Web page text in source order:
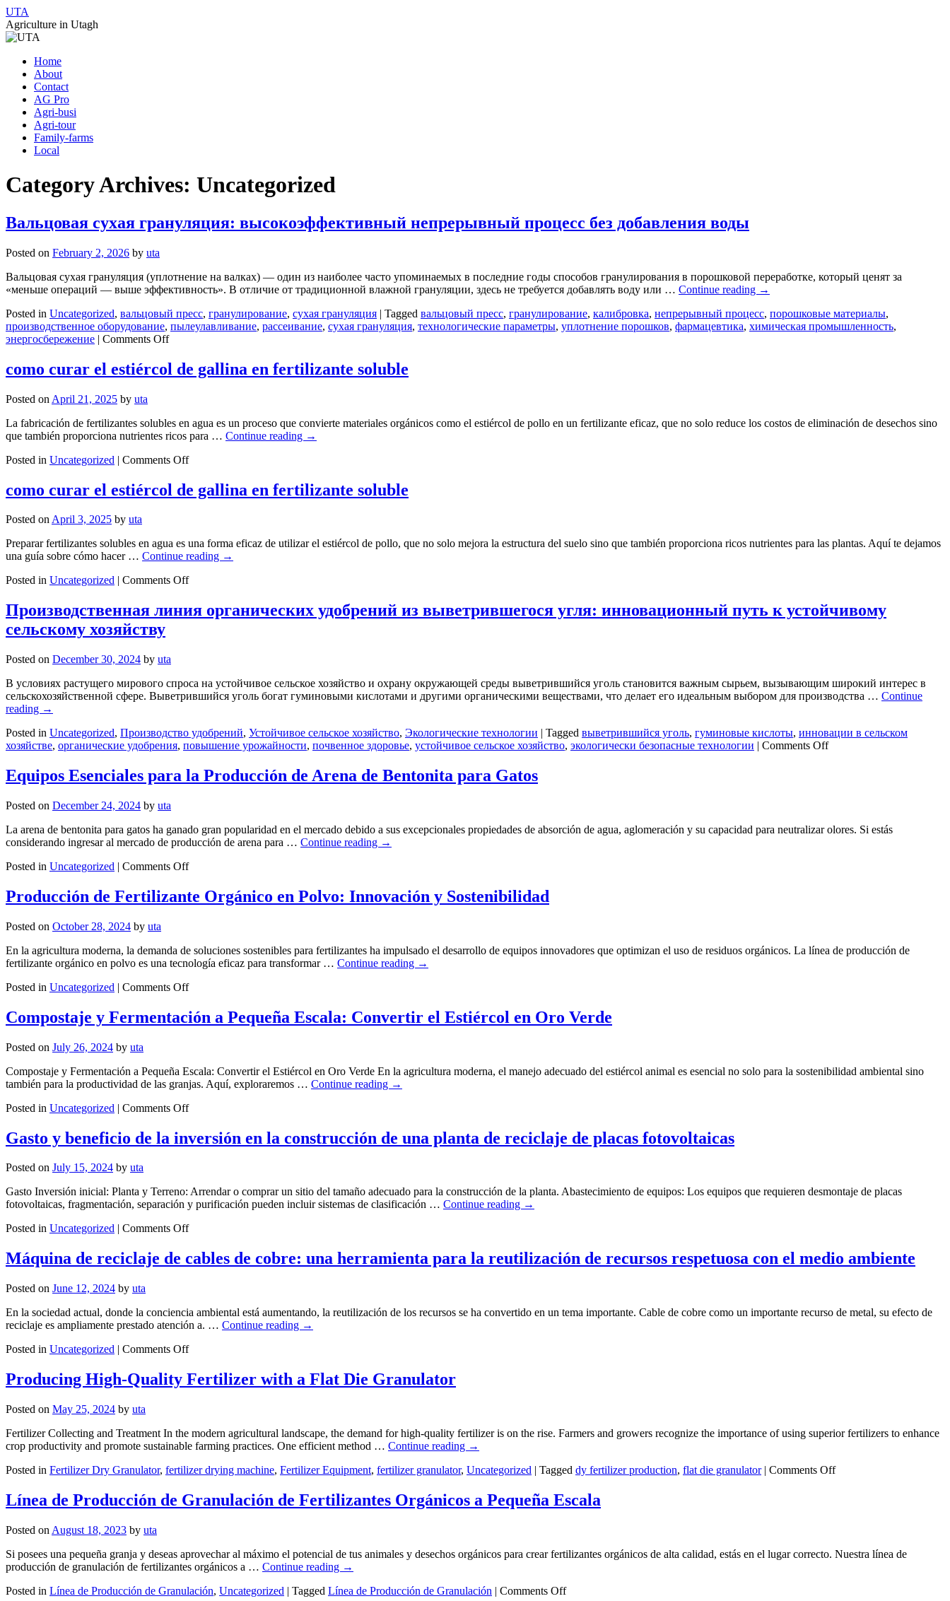
UTA
Agriculture in Utagh
Skip
content
Home
About
Contact
AG Pro
Agri-busi
Agri-tour
Family-farms
Local
Category Archives: Uncategorized
Вальцовая сухая грануляция: высокоэффективный непрерывный процесс без добавления воды
Posted on February 2, 2026 by uta
Вальцовая сухая грануляция (уплотнение на валках) — один из наиболее часто упоминаемых в последние годы способов гранулирования в порошковой переработке, который ценят за
«меньше операций — выше эффективность». В отличие от традиционной влажной грануляции, здесь не требуется добавлять воду или … Continue reading →
Posted in Uncategorized, вальцовый пресс, гранулирование, сухая грануляция | Tagged вальцовый пресс, гранулирование, калибровка, непрерывный процесс, порошковые материалы,
производственное оборудование, пылеулавливание, рассеивание, сухая грануляция, технологические параметры, уплотнение порошков, фармацевтика, химическая промышленность,
энергосбережение | Comments Offon
сухая
грануляция:
без
добавления
como curar el estiércol de gallina en fertilizante soluble
Posted on April 21, 2025 by uta
La fabricación de fertilizantes solubles en agua es un proceso que convierte materiales orgánicos como el estiércol de pollo en un fertilizante eficaz, que no solo reduce los costos de eliminación de desechos sino
que también proporciona nutrientes ricos para … Continue reading →
Posted in Uncategorized | Comments Offon
curar
el
en
fertilizante
soluble
como curar el estiércol de gallina en fertilizante soluble
Posted onApril 3, 2025 by uta
Preparar fertilizantes solubles en agua es una forma eficaz de utilizar el estiércol de pollo, que no solo mejora la estructura del suelo sino que también proporciona ricos nutrientes para las plantas. Aquí te dejamos
una guía sobre cómo hacer … Continue reading →
Posted in Uncategorized | Comments Offon
curar
el
fertilizante
soluble
Производственная линия органических удобрений из выветрившегося угля: инновационный путь к устойчивому
сельскому хозяйству
Posted on December 30, 2024 by uta
В условиях растущего мирового спроса на устойчивое сельское хозяйство и охрану окружающей среды выветрившийся уголь становится важным сырьем, вызывающим широкий интерес в
сельскохозяйственной сфере. Выветрившийся уголь богат гуминовыми кислотами и другими органическими веществами, что делает его идеальным выбором для производства … Continue
reading →
Posted in Uncategorized, Производство удобрений, Устойчивое сельское хозяйство, Экологические технологии | Tagged выветрившийся уголь, гуминовые кислоты, инновации в сельском
хозяйстве, органические удобрения, повышение урожайности, почвенное здоровье, устойчивое сельское хозяйство, экологически безопасные технологии | Comments Offon
угля:
Equipos Esenciales para la Producción de Arena de Bentonita para Gatos
Posted on December 24, 2024 by uta
La arena de bentonita para gatos ha ganado gran popularidad en el mercado debido a sus excepcionales propiedades de absorción de agua, aglomeración y su capacidad para neutralizar olores. Si estás
considerando ingresar al mercado de producción de arena para … Continue reading →
Posted in Uncategorized | Comments Offon
Esenciales
para
Arena
de
para
Producción de Fertilizante Orgánico en Polvo: Innovación y Sostenibilidad
Posted on October 28, 2024 by uta
En la agricultura moderna, la demanda de soluciones sostenibles para fertilizantes ha impulsado el desarrollo de equipos innovadores que optimizan el uso de residuos orgánicos. La línea de producción de
fertilizante orgánico en polvo es una tecnología eficaz para transformar … Continue reading →
Posted in Uncategorized | Comments Offon
de
Fertilizante
Innovación
y
Compostaje y Fermentación a Pequeña Escala: Convertir el Estiércol en Oro Verde
Posted on July 26, 2024 by uta
Compostaje y Fermentación a Pequeña Escala: Convertir el Estiércol en Oro Verde En la agricultura moderna, el manejo adecuado del estiércol animal es esencial no solo para la sostenibilidad ambiental sino
también para la productividad de las granjas. Aquí, exploraremos … Continue reading →
Posted in Uncategorized | Comments Offon
Fermentación
Convertir
el
Estiércol
en
Verde
Gasto y beneficio de la inversión en la construcción de una planta de reciclaje de placas fotovoltaicas
Posted on July 15, 2024 by uta
Gasto Inversión inicial: Planta y Terreno: Arrendar o comprar un sitio del tamaño adecuado para la construcción de la planta. Abastecimiento de equipos: Los equipos que requieren desmontaje de placas
fotovoltaicas, fragmentación, separación y purificación pueden incluir sistemas de clasificación … Continue reading →
Posted in Uncategorized Comments Offon
y
beneficio
en
la
construcción
de
planta
placas
fotovoltaicas
Máquina de reciclaje de cables de cobre: una herramienta para la reutilización de recursos respetuosa con el medio ambiente
Posted on June 12, 2024 by uta
En la sociedad actual, donde la conciencia ambiental está aumentando, la reutilización de los recursos se ha convertido en un tema importante. Cable de cobre como un importante recurso de metal, su efecto de
reciclaje es ampliamente prestado atención a. … Continue reading →
Posted in Uncategorized | Comments Offon
de
reciclaje
cobre:
una
para
reutilización
con
el
ambiente
Producing High-Quality Fertilizer with a Flat Die Granulator
Posted on May 25, 2024 by uta
Fertilizer Collecting and Treatment In the modern agricultural landscape, the demand for high-quality fertilizer is on the rise. Farmers and growers recognize the importance of using superior fertilizers to enhance
crop productivity and promote sustainable farming practices. One efficient method … Continue reading →
Posted in Fertilizer Dry Granulator, fertilizer drying machine, Fertilizer Equipment, fertilizer granulator, Uncategorized | Tagged dy fertilizer production, flat die granulator | Comments Offon
Flat
Línea de Producción de Granulación de Fertilizantes Orgánicos a Pequeña Escala
Posted on August 18, 2023 by uta
Si posees una pequeña granja y deseas aprovechar al máximo el potencial de tus animales y desechos orgánicos para crear fertilizantes orgánicos de alta calidad, estás en el lugar correcto. Nuestra línea de
producción de granulación de fertilizantes orgánicos a … Continue reading →
Posted in Línea de Producción de Granulación, Uncategorized | Tagged Línea de Producción de Granulación | Comments Offon